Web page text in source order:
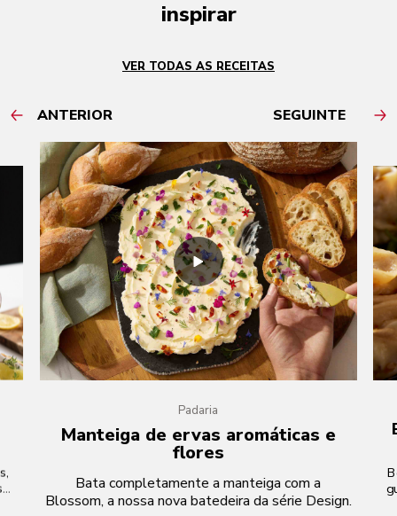
inspirar
VER TODAS AS RECEITAS
ANTERIOR SEGUINTE
Padaria
Manteiga de ervas aromáticas e
flores
Bata completamente a manteiga com a
Blossom, a nossa nova batedeira da série Design.